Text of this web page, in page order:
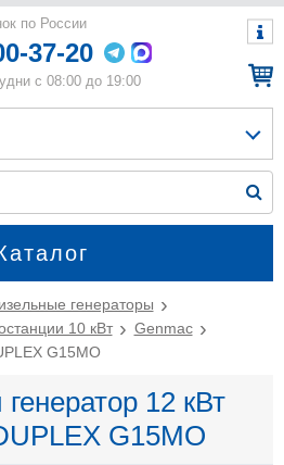
по России
37-20
с 08:00 до 19:00
генераторы
10 кВт
Genmac
G15MO
12 кВт
G15MO